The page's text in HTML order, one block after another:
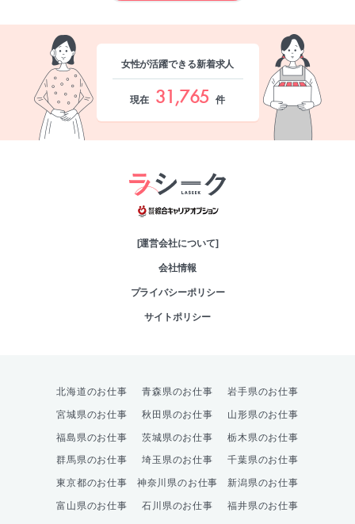
女性が活躍できる新着求人
現在 31,765 件
[運営会社について]
会社情報
プライバシーポリシー
サイトポリシー
北海道のお仕事 青森県のお仕事 岩手県のお仕事
宮城県のお仕事 秋田県のお仕事 山形県のお仕事
福島県のお仕事 茨城県のお仕事 栃木県のお仕事
群馬県のお仕事 埼玉県のお仕事 千葉県のお仕事
東京都のお仕事 神奈川県のお仕事 新潟県のお仕事
富山県のお仕事 石川県のお仕事 福井県のお仕事